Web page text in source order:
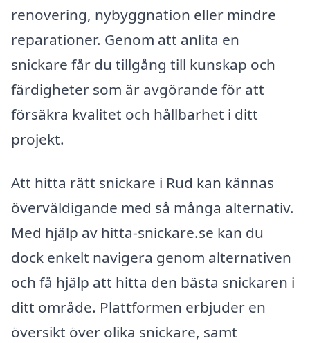
renovering, nybyggnation eller mindre
reparationer. Genom att anlita en
snickare får du tillgång till kunskap och
färdigheter som är avgörande för att
försäkra kvalitet och hållbarhet i ditt
projekt.
Att hitta rätt snickare i Rud kan kännas
överväldigande med så många alternativ.
Med hjälp av hitta-snickare.se kan du
dock enkelt navigera genom alternativen
och få hjälp att hitta den bästa snickaren i
ditt område. Plattformen erbjuder en
översikt över olika snickare, samt